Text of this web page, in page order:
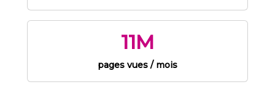
11M
pages vues / mois